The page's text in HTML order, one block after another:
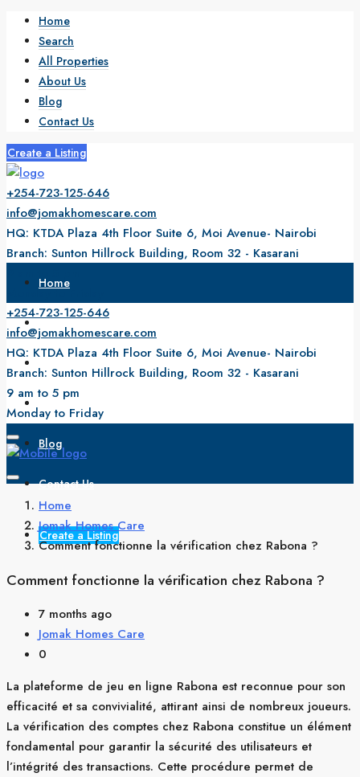
Home
Search
All Properties
About Us
Blog
Contact Us
Create a Listing
+254-723-125-646
info@jomakhomescare.com
HQ: KTDA Plaza 4th Floor Suite 6, Moi Avenue- Nairobi
Branch: Sunton Hillrock Building, Room 32 - Kasarani
Monday to Friday
Home
Search
All Properties
About Us
Blog
Contact Us
Create a Listing
+254-723-125-646
info@jomakhomescare.com
HQ: KTDA Plaza 4th Floor Suite 6, Moi Avenue- Nairobi
Branch: Sunton Hillrock Building, Room 32 - Kasarani
9 am to 5 pm
Monday to Friday
Home
Jomak Homes Care
Comment fonctionne la vérification chez Rabona ?
Comment fonctionne la vérification chez Rabona ?
7 months ago
Jomak Homes Care
0
La plateforme de jeu en ligne Rabona est reconnue pour son
efficacité et sa convivialité, attirant ainsi de nombreux joueurs.
La vérification des comptes chez Rabona constitue un élément
fondamental pour garantir la sécurité des utilisateurs et
l’intégrité des transactions. Cette procédure permet de